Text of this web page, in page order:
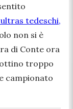
tedeschi,
non si è
di Conte ora
troppo
campionato